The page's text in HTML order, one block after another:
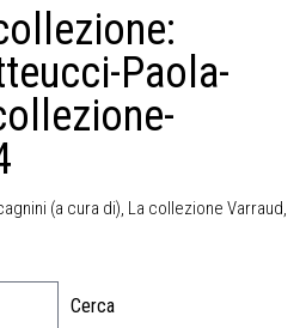
GRAFICA
PITTURA
SCULTURA
STAMPA
ALTRO
MATRICI XILOGRAFICHE
Paola-
(a cura di), La collezione Varraud,
Cerca